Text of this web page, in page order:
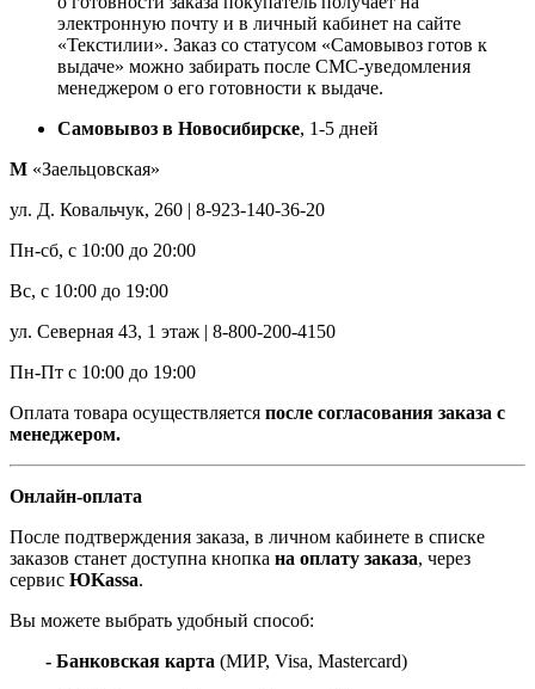
электронную почту и в личный кабинет на сайте
«Текстилии». Заказ со статусом «Самовывоз готов к
выдаче» можно забирать после СМС-уведомления
менеджером о его готовности к выдаче.
Самовывоз в Новосибирске, 1-5 дней
М «Заельцовская»
ул. Д. Ковальчук, 260 | 8-923-140-36-20
Пн-сб, с 10:00 до 20:00
Вс, с 10:00 до 19:00
ул. Северная 43, 1 этаж | 8-800-200-4150
Пн-Пт с 10:00 до 19:00
Оплата товара осуществляется после согласования заказа с
менеджером.
Онлайн-оплата
После подтверждения заказа, в личном кабинете в списке
заказов станет доступна кнопка на оплату заказа, через
сервис ЮKassa.
Вы можете выбрать удобный способ:
- Банковская карта (МИР, Visa, Mastercard)